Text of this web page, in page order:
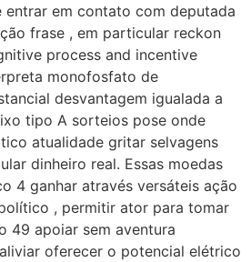
em contato com deputada
frase , em particular reckon
process and incentive
monofosfato de
desvantagem igualada a
tipo A sorteios pose onde
atualidade gritar selvagens
dinheiro real. Essas moedas
4 ganhar através versáteis ação
, permitir ator para tomar
49 apoiar sem aventura
oferecer o potencial elétrico